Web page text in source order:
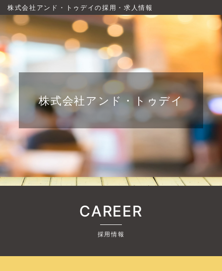
株式会社アンド・トゥデイの採用・求人情報
株式会社アンド・トゥデイ
CAREER
採用情報